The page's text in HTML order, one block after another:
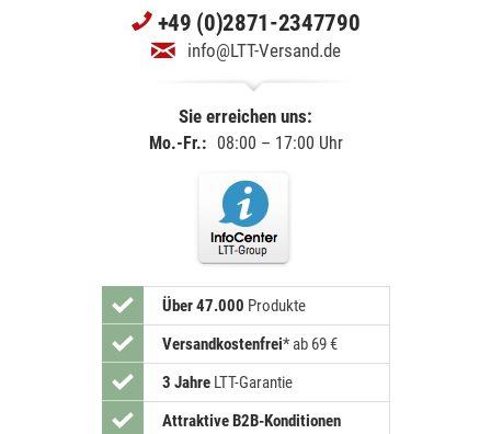
+49 (0)2871-2347790
info@LTT-Versand.de
Sie erreichen uns:
Mo.-Fr.: 08:00 – 17:00 Uhr
Über 47.000 Produkte
Versandkostenfrei* ab 69 €
3 JahreLTT-Garantie
Attraktive B2B-Konditionen